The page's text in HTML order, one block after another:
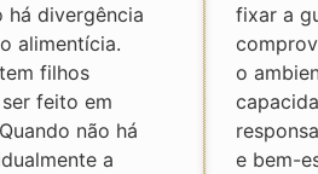
há divergência
alimentícia.
filhos
feito em
não há
a
fixar a
o
e bem-